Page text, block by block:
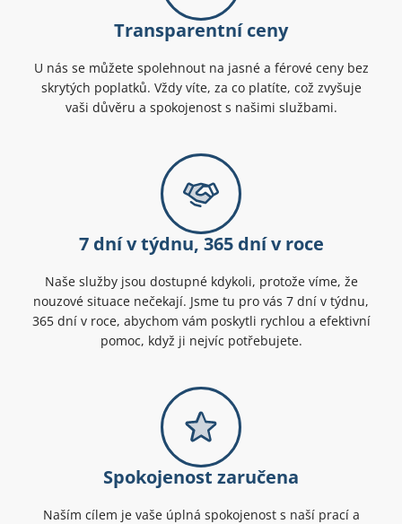
Transparentní ceny
U nás se můžete spolehnout na jasné a férové ceny bez
skrytých poplatků. Vždy víte, za co platíte, což zvyšuje
vaši důvěru a spokojenost s našimi službami.
7 dní v týdnu, 365 dní v roce
Naše služby jsou dostupné kdykoli, protože víme, že
nouzové situace nečekají. Jsme tu pro vás 7 dní v týdnu,
365 dní v roce, abychom vám poskytli rychlou a efektivní
pomoc, když ji nejvíc potřebujete.
Spokojenost zaručena
Naším cílem je vaše úplná spokojenost s naší prací a